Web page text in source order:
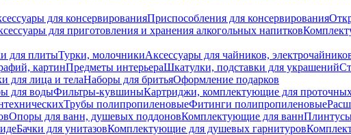
для консервированияПриспособления для консервирования
для приготовления и хранения алкогольных напитков
для плитыТурки, молочникиАксессуары для чайников,
картинПредметы интерьераШкатулки, подставки для украшений
для лица и телаНаборы для бритьяОформление подарков
для водыФильтры-кувшиныКартриджи, комплектующие для
Трубы полипропиленовыеФитинги полипропиленовые
Опоры для ванн, душевых поддоновКомплектующие для ванн
Бачки для унитазовКомплектующие для душевых гарнитуров